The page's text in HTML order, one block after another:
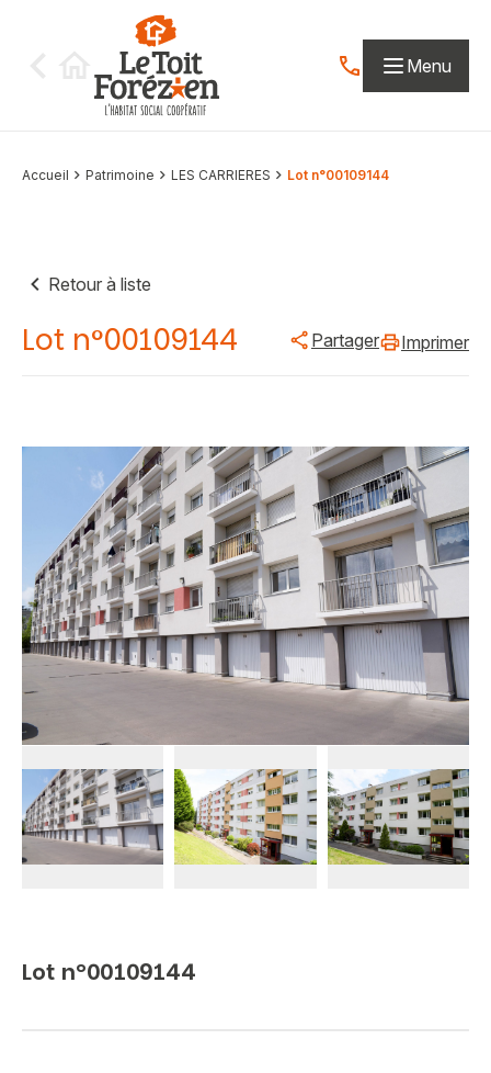
Contactez-nous
Menu
Accueil Patrimoine LES CARRIERES Lot n°00109144
Retour à liste
Lot n°00109144 Partager Imprimer
Lot n°00109144